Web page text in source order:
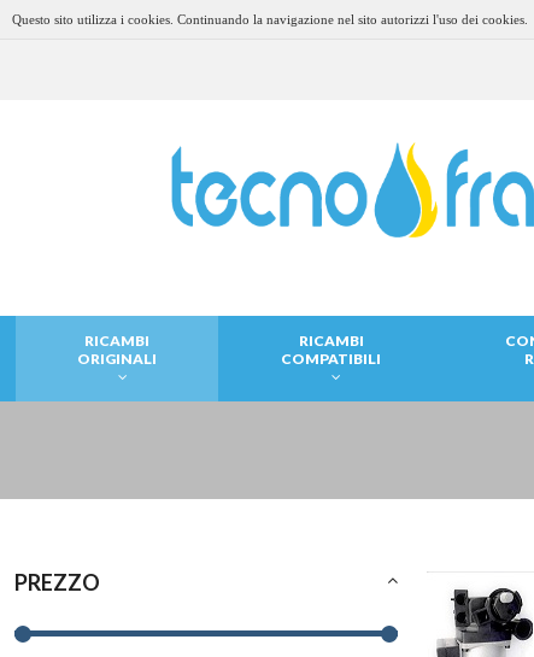
Questo sito utilizza i cookies. Continuando la navigazione nel sito autorizzi l'uso dei cookies.
RICAMBI
ORIGINALI
RICAMBI
COMPATIBILI
PREZZO